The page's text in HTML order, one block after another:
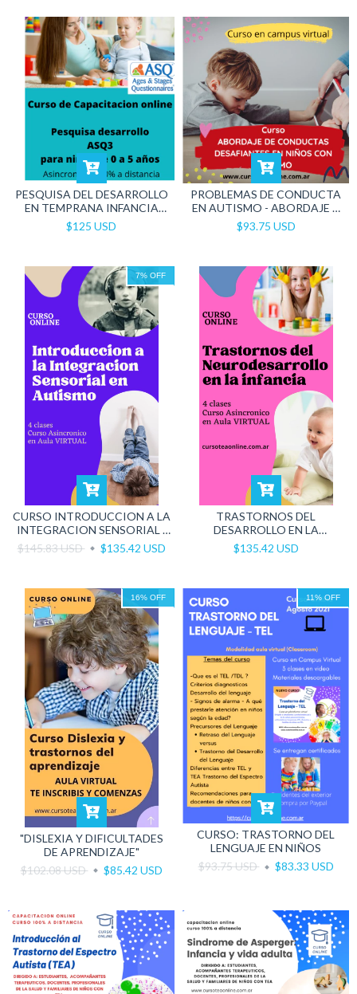
PESQUISA DEL DESARROLLO
EN TEMPRANA INFANCIA
ASQ 3
$125 USD
PROBLEMAS DE CONDUCTA
EN AUTISMO - ABORDAJE Y
PREVENCIÓN
$93.75 USD
7% OFF
CURSO INTRODUCCION A LA
INTEGRACION SENSORIAL -
MODALIDAD ONLINE
$145.83 USD $135.42 USD
TRASTORNOS DEL
DESARROLLO EN LA
INFANCIA
$135.42 USD
16% OFF
"DISLEXIA Y DIFICULTADES
DE APRENDIZAJE"
$102.08 USD
$85.42 USD
11% OFF
CURSO: TRASTORNO DEL
LENGUAJE EN NIÑOS
$93.75 USD
$83.33 USD